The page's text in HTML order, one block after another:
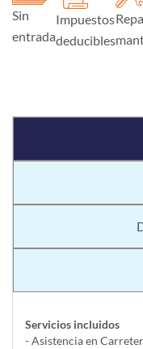
Sin
entrada
Impuestos
deducibles
Servicios incluidos
- Asistencia en